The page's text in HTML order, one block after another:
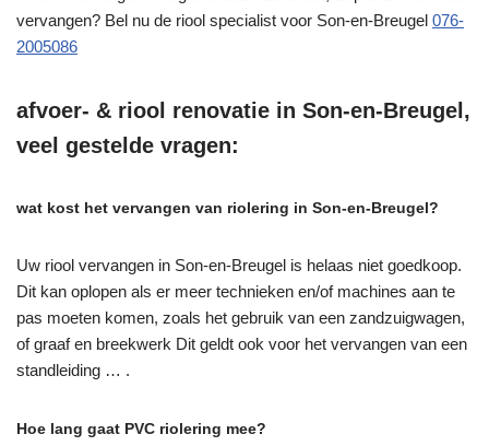
vervangen? Bel nu de riool specialist voor Son-en-Breugel 076-
2005086
afvoer- & riool renovatie in Son-en-Breugel,
veel gestelde vragen:
wat kost het vervangen van riolering in Son-en-Breugel?
Uw riool vervangen in Son-en-Breugel is helaas niet goedkoop.
Dit kan oplopen als er meer technieken en/of machines aan te
pas moeten komen, zoals het gebruik van een zandzuigwagen,
of graaf en breekwerk Dit geldt ook voor het vervangen van een
standleiding … .
Hoe lang gaat PVC riolering mee?